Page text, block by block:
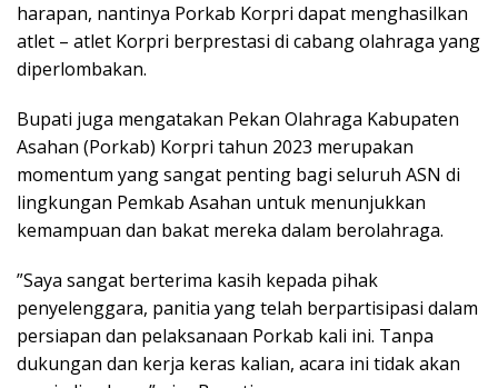
harapan, nantinya Porkab Korpri dapat menghasilkan
atlet – atlet Korpri berprestasi di cabang olahraga yang
diperlombakan.
Bupati juga mengatakan Pekan Olahraga Kabupaten
Asahan (Porkab) Korpri tahun 2023 merupakan
momentum yang sangat penting bagi seluruh ASN di
lingkungan Pemkab Asahan untuk menunjukkan
kemampuan dan bakat mereka dalam berolahraga.
”Saya sangat berterima kasih kepada pihak
penyelenggara, panitia yang telah berpartisipasi dalam
persiapan dan pelaksanaan Porkab kali ini. Tanpa
dukungan dan kerja keras kalian, acara ini tidak akan